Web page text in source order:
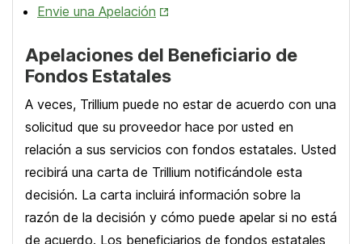
Envie una Apelación Opens
New
Tab
Apelaciones del Beneficiario de
Fondos Estatales
A veces, Trillium puede no estar de acuerdo con una
solicitud que su proveedor hace por usted en
relación a sus servicios con fondos estatales. Usted
recibirá una carta de Trillium notificándole esta
decisión. La carta incluirá información sobre la
razón de la decisión y cómo puede apelar si no está
de acuerdo. Los beneficiarios de fondos estatales